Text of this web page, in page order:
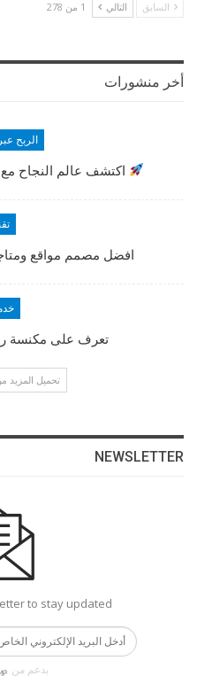
السابق التالي 1 من 278
أخر منشورات
الربح
اكتشف عالم النجاح مع
افضل مصمم مواقع
تعرف على مكنسة
تحميل المزيد
NEWSLETTER
to stay updated.
بدعم من